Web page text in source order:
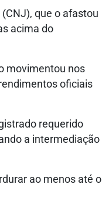
que o afastou
acima do
movimentou nos
oficiais
requerido
a intermediação
ao menos até o